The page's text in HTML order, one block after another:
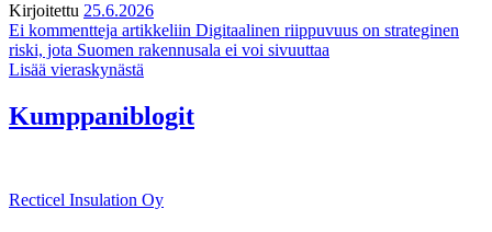
Kirjoitettu 25.6.2026
Ei kommentteja artikkeliin Digitaalinen riippuvuus on strateginen
riski, jota Suomen rakennusala ei voi sivuuttaa
Lisää vieraskynästä
Kumppaniblogit
Recticel Insulation Oy